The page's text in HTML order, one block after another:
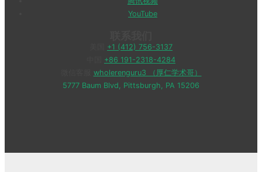
YouTube
+1 (412) 756-3137
+86 191-2318-4284
wholerenguru3 （厚仁学术哥）
5777 Baum Blvd, Pittsburgh, PA 15206